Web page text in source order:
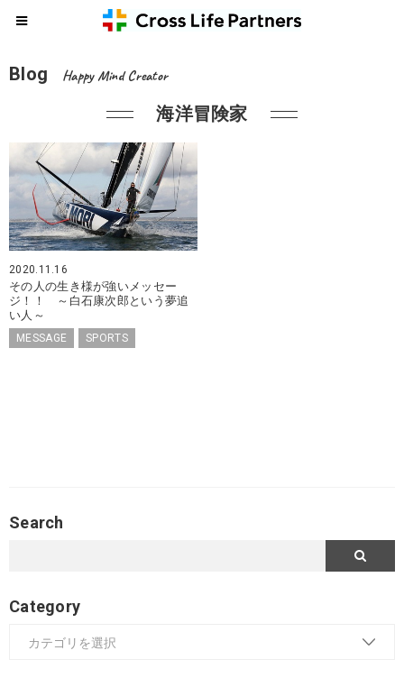
Blog Happy Mind Creator
海洋冒険家
2020.11.16
その人の生き様が強いメッセー
ジ！！ ～白石康次郎という夢追
い人～
MESSAGE SPORTS
Search
Category